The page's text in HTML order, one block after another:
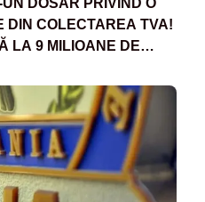
DOSAR PRIVIND O
DIN COLECTAREA TVA!
LA 9 MILIOANE DE